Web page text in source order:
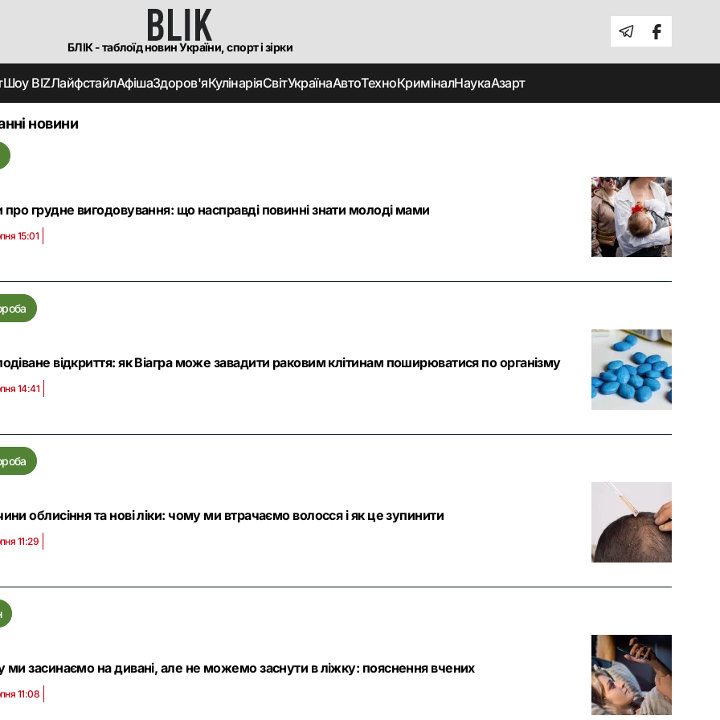
БЛІК - таблоїд новин України, спорт і зірки
Шоу BIZЛайфстайлАфішаЗдоров'яКулінаріяСвітУкраїнаАвтоТехноКриміналНаукаАзарт
новини
про грудне вигодовування: що насправді повинні знати молоді мами
15:01
відкриття: як Віагра може завадити раковим клітинам поширюватися по організму
14:41
облисіння та нові ліки: чому ми втрачаємо волосся і як це зупинити
11:29
ми засинаємо на дивані, але не можемо заснути в ліжку: пояснення вчених
11:08